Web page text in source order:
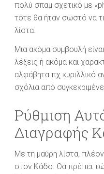
πολύ σπαμ σχετικό με
τότε θα ήταν σωστό να
λίστα.
Μια ακόμα συμβουλή
λέξεις ή ακόμα και
αλφάβητα πχ κυριλλικό
σχόλια από
Ρύθμιση
Διαγραφής
Με τη μαύρη λίστα,
στον Κάδο. Θα πρέπει